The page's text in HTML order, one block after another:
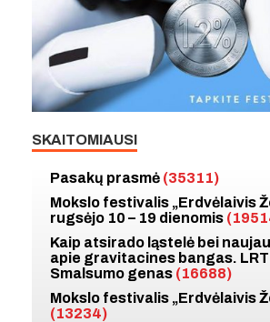
SKAITOMIAUSI
Pasakų prasmė (35311)
Mokslo festivalis „Erdvėlaivis
rugsėjo 10 – 19 dienomis
Kaip atsirado ląstelė bei
apie gravitacines bangas.
Smalsumo genas (16688)
Mokslo festivalis „Erdvėlaivis
(13234)